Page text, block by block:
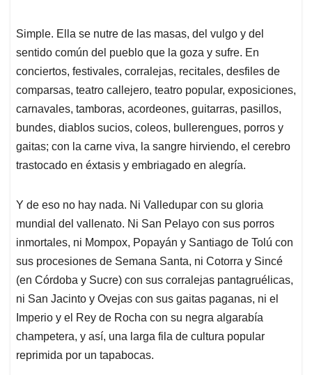
Simple. Ella se nutre de las masas, del vulgo y del
sentido común del pueblo que la goza y sufre. En
conciertos, festivales, corralejas, recitales, desfiles de
comparsas, teatro callejero, teatro popular, exposiciones,
carnavales, tamboras, acordeones, guitarras, pasillos,
bundes, diablos sucios, coleos, bullerengues, porros y
gaitas; con la carne viva, la sangre hirviendo, el cerebro
trastocado en éxtasis y embriagado en alegría.
Y de eso no hay nada. Ni Valledupar con su gloria
mundial del vallenato. Ni San Pelayo con sus porros
inmortales, ni Mompox, Popayán y Santiago de Tolú con
sus procesiones de Semana Santa, ni Cotorra y Sincé
(en Córdoba y Sucre) con sus corralejas pantagruélicas,
ni San Jacinto y Ovejas con sus gaitas paganas, ni el
Imperio y el Rey de Rocha con su negra algarabía
champetera, y así, una larga fila de cultura popular
reprimida por un tapabocas.